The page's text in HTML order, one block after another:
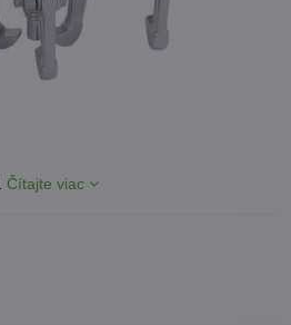
Čítajte viac